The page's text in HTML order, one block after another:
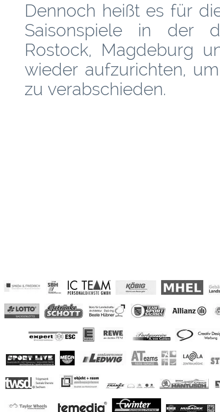
Dennoch heißt es für
Saisonspiele in der
Rostock, Magdeburg
wieder aufzurichten,
zu verabschieden.